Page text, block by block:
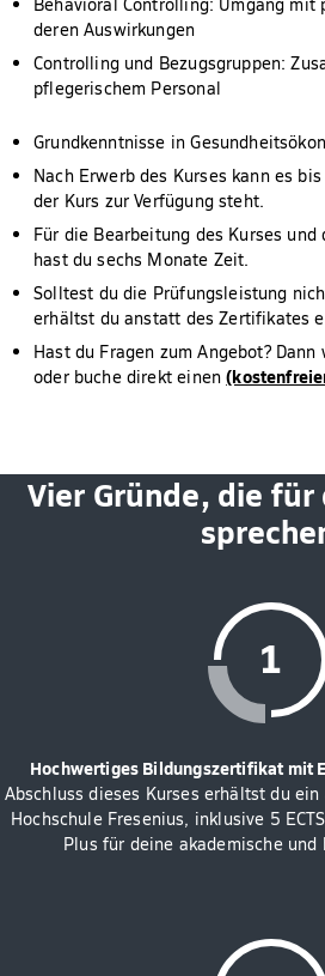
deren Auswirkungen
Controlling und Bezugsgruppen:
pflegerischem Personal
Grundkenntnisse in
Nach Erwerb des Kurses kann es
der Kurs zur Verfügung steht.
Für die Bearbeitung des Kurses
hast du sechs Monate Zeit.
Solltest du die Prüfungsleistung
erhältst du anstatt des Zertifikates
Hast du Fragen zum Angebot?
oder buche direkt einen
Vier Gründe, die
Hochwertiges Bildungszertifikat mit
Abschluss dieses Kurses erhältst du
Hochschule Fresenius, inklusive 5
Plus für deine akademische